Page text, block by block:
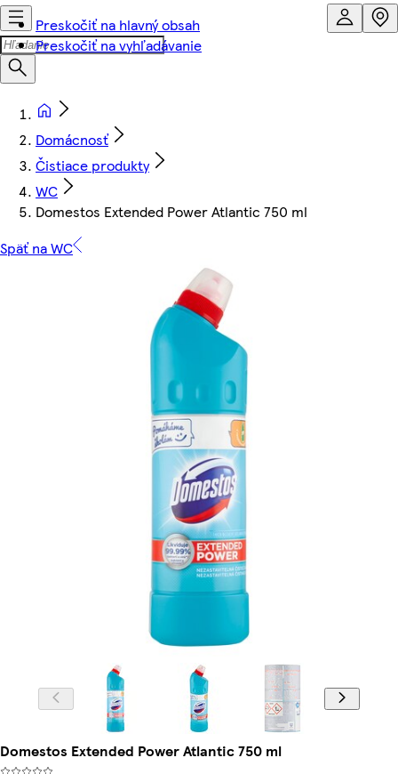
Preskočiť na hlavný obsah
Preskočiť na vyhľadávanie
Domácnosť
Čistiace produkty
WC
Domestos Extended Power Atlantic 750 ml
Späť na WC
Domestos Extended Power Atlantic 750 ml